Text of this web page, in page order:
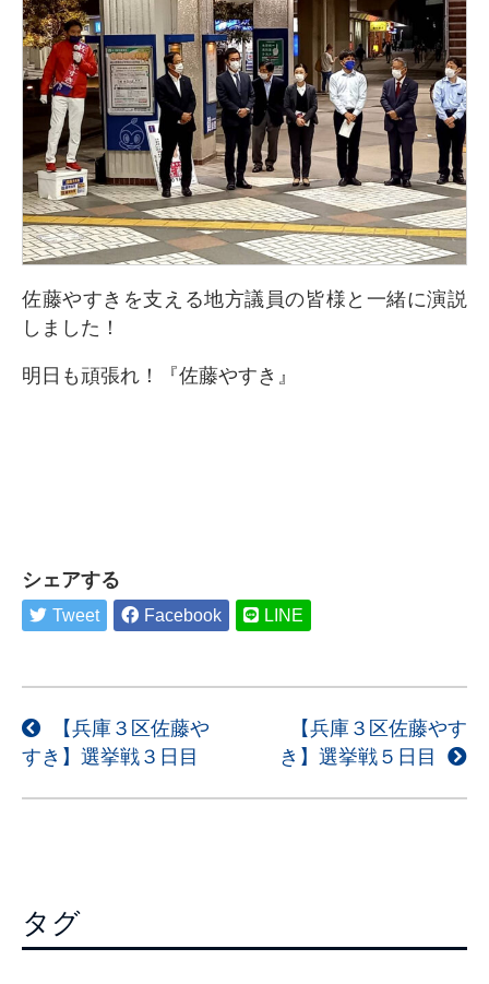
佐藤やすきを支える地方議員の皆様と一緒に演説
しました！
明日も頑張れ！『佐藤やすき』
シェアする
Tweet Facebook LINE
投
稿
ナ
シ
【兵庫３区佐藤や
すき】選挙戦３日目
【兵庫３区佐藤やす
き】選挙戦５日目
タグ